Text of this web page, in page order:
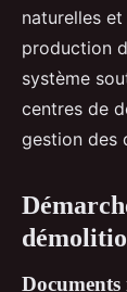
naturelles
production
système
centres de
gestion des
Documents